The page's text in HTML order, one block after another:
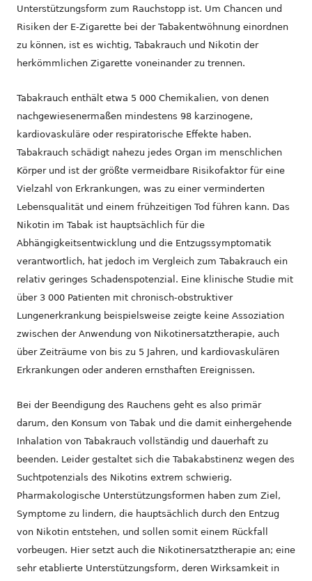
Unterstützungsform zum Rauchstopp ist. Um Chancen und
Risiken der E-Zigarette bei der Tabakentwöhnung einordnen
zu können, ist es wichtig, Tabakrauch und Nikotin der
herkömmlichen Zigarette voneinander zu trennen.
Tabakrauch enthält etwa 5 000 Chemikalien, von denen
nachgewiesenermaßen mindestens 98 karzinogene,
kardiovaskuläre oder respiratorische Effekte haben.
Tabakrauch schädigt nahezu jedes Organ im menschlichen
Körper und ist der größte vermeidbare Risikofaktor für eine
Vielzahl von Erkrankungen, was zu einer verminderten
Lebensqualität und einem frühzeitigen Tod führen kann. Das
Nikotin im Tabak ist hauptsächlich für die
Abhängigkeitsentwicklung und die Entzugssymptomatik
verantwortlich, hat jedoch im Vergleich zum Tabakrauch ein
relativ geringes Schadenspotenzial. Eine klinische Studie mit
über 3 000 Patienten mit chronisch-obstruktiver
Lungenerkrankung beispielsweise zeigte keine Assoziation
zwischen der Anwendung von Nikotinersatztherapie, auch
über Zeiträume von bis zu 5 Jahren, und kardiovaskulären
Erkrankungen oder anderen ernsthaften Ereignissen.
Bei der Beendigung des Rauchens geht es also primär
darum, den Konsum von Tabak und die damit einhergehende
Inhalation von Tabakrauch vollständig und dauerhaft zu
beenden. Leider gestaltet sich die Tabakabstinenz wegen des
Suchtpotenzials des Nikotins extrem schwierig.
Pharmakologische Unterstützungsformen haben zum Ziel,
Symptome zu lindern, die hauptsächlich durch den Entzug
von Nikotin entstehen, und sollen somit einem Rückfall
vorbeugen. Hier setzt auch die Nikotinersatztherapie an; eine
sehr etablierte Unterstützungsform, deren Wirksamkeit in